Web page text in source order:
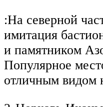
:На северной
имитация
и памятником
Популярное
отличным видом